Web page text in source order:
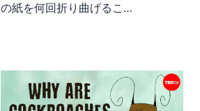
の紙を何回折り曲げるこ…